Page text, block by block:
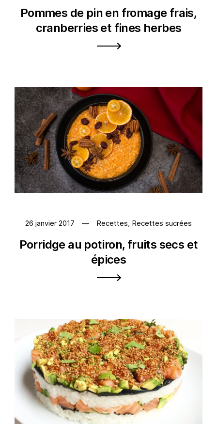
Pommes de pin en fromage frais,
cranberries et fines herbes
26 janvier 2017 Recettes, Recettes sucrées
Porridge au potiron, fruits secs et
épices